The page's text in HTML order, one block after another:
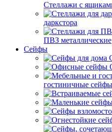
Стеллажи с
даркстора
ПВЗ металлические
Сейфы
гостиничные сейфы